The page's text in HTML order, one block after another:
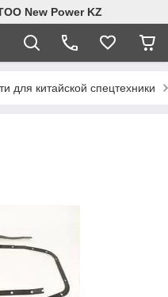
New Power KZ
для китайской спецтехники